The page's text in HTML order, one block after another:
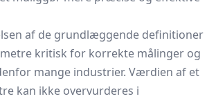
af de grundlæggende definitioner
kritisk for korrekte målinger og
mange industrier. Værdien af et
kan ikke overvurderes i